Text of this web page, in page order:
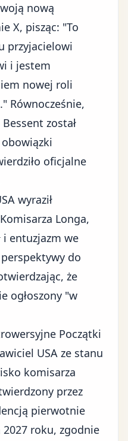
nową
X, pisząc: "To
przyjacielowi
i jestem
nowej roli
Równocześnie,
został
oficjalne
wyraził
Longa,
i entuzjazm we
do
że
ogłoszony "w
Początki
USA ze stanu
komisarza
przez
pierwotnie
roku, zgodnie